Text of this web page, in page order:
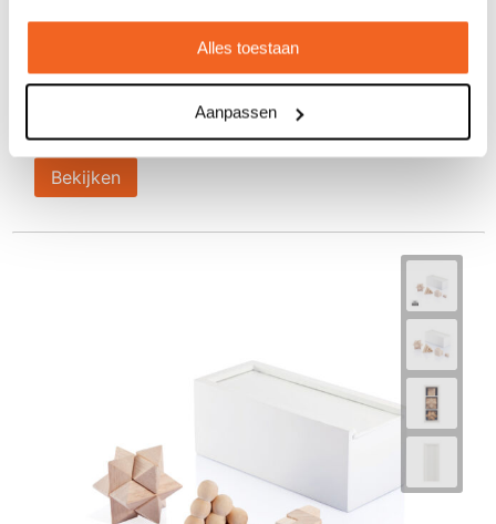
Alles toestaan
Aanpassen
vanaf € 4,29
Bedrukt geleverd in: 7 werkdag(en)
Onbedrukt geleverd in: 3 werkdag(en)
Bekijken